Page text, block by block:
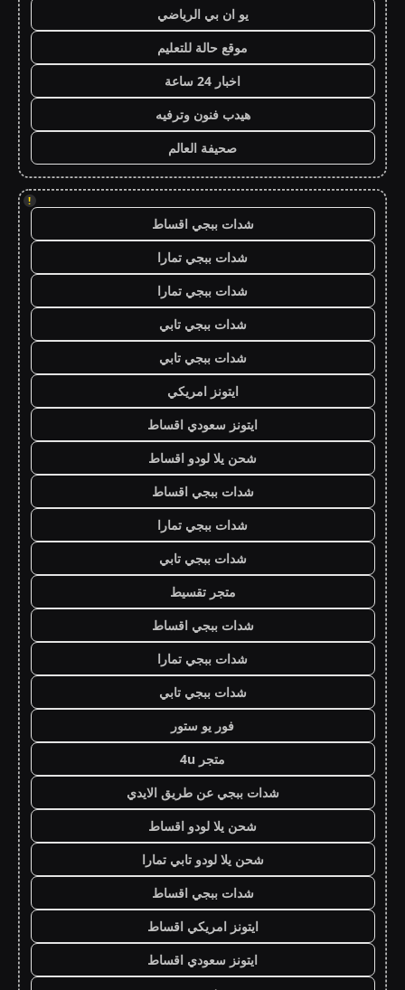
يو ان بي الرياضي
موقع حالة للتعليم
اخبار 24 ساعة
هيدب فنون وترفيه
صحيفة العالم
!
شدات ببجي اقساط
شدات ببجي تمارا
شدات ببجي تمارا
شدات ببجي تابي
شدات ببجي تابي
ايتونز امريكي
ايتونز سعودي اقساط
شحن يلا لودو اقساط
شدات ببجي اقساط
شدات ببجي تمارا
شدات ببجي تابي
متجر تقسيط
شدات ببجي اقساط
شدات ببجي تمارا
شدات ببجي تابي
فور يو ستور
متجر 4u
شدات ببجي عن طريق الايدي
شحن يلا لودو اقساط
شحن يلا لودو تابي تمارا
شدات ببجي اقساط
ايتونز امريكي اقساط
ايتونز سعودي اقساط